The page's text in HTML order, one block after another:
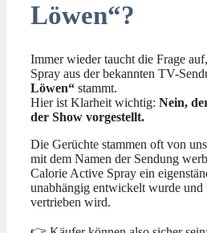
Löwen“?
Immer wieder taucht die Frage
Spray aus der bekannten TV-
Löwen“ stammt.
Hier ist Klarheit wichtig: Nein,
der Show vorgestellt.
Die Gerüchte stammen oft von
mit dem Namen der Sendung
Calorie Active Spray ein
unabhängig entwickelt wurde und
vertrieben wird.